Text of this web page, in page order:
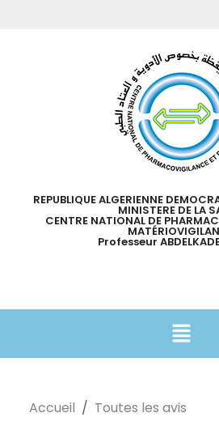
REPUBLIQUE ALGERIENNE
MINISTERE DE LA
CENTRE NATIONAL DE
Professeur
Accueil Toutes les avis